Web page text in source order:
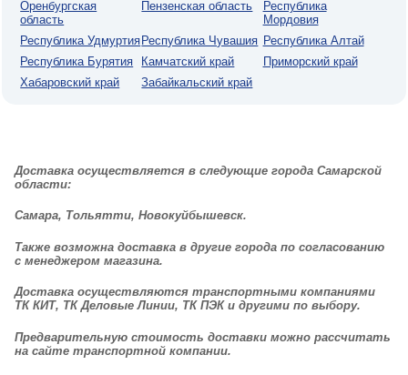
Оренбургская
область
Пензенская область
Республика
Мордовия
Республика Удмуртия Республика Чувашия Республика Алтай
Республика Бурятия
Камчатский край
Приморский край
Хабаровский край
Забайкальский край
Доставкаосуществляется в следующие города Самарской
области:
Самара, Тольятти, Новокуйбышевск.
Также возможна доставка в другие города по согласованию
с менеджером магазина.
Доставкаосуществляются транспортными компаниями
ТК КИТ, ТК Деловые Линии, ТК ПЭК и другими по выбору.
Предварительную стоимость доставки можно рассчитать
на сайте транспортной компании.